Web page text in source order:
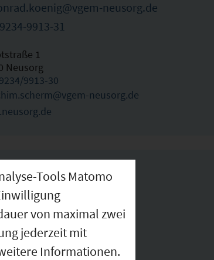
neusorg.de
9913-31
1
Neusorg
9913-30
neusorg.de
Ansprechpartner
Aumer (Ansprechpartnerin)
5694-244
Tools Matomo
von maximal zwei
jederzeit mit
Informationen.